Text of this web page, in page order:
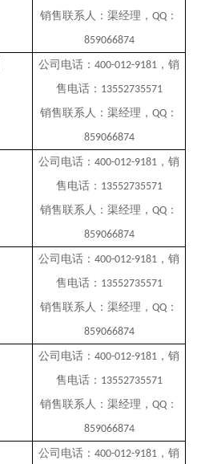
销售联系人：渠经理，QQ ：
859066874
公司电话：400-012-9181 ，销
售电话： 13552735571
销售联系人：渠经理，QQ ：
859066874
公司电话：400-012-9181 ，销
售电话： 13552735571
销售联系人：渠经理，QQ ：
859066874
公司电话：400-012-9181 ，销
售电话： 13552735571
销售联系人：渠经理，QQ ：
859066874
公司电话：400-012-9181 ，销
售电话： 13552735571
销售联系人：渠经理，QQ ：
859066874
公司电话：400-012-9181 ，销